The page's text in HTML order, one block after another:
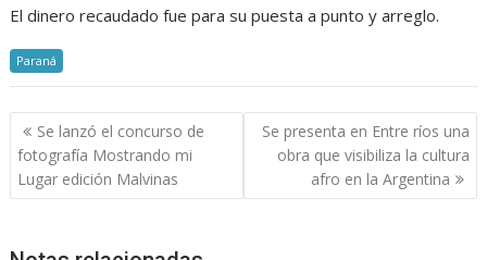
El dinero recaudado fue para su puesta a punto y arreglo.
Paraná
Navegación
de
entradas
Se lanzó el concurso de
fotografía Mostrando mi
Lugar edición Malvinas
Se presenta en Entre ríos una
obra que visibiliza la cultura
afro en la Argentina